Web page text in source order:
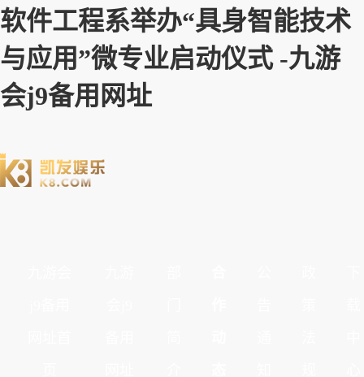
软件工程系举办“具身智能技术
与应用”微专业启动仪式 ​-九游
会j9备用网址